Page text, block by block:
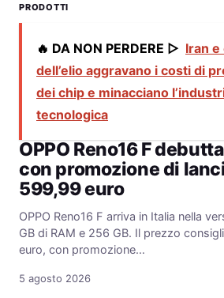
PRODOTTI
🔥 DA NON PERDERE ▷ Iran
dell’elio aggravano i costi di
dei chip e minacciano
tecnologica
OPPO Reno16 F
con promozione di
599,99 euro
OPPO Reno16 F arriva in Italia nella
GB di RAM e 256 GB. Il prezzo
euro, con promozione…
5 agosto 2026